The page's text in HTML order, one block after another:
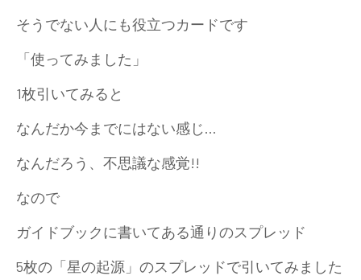
そうでない人にも役立つカードです
「使ってみました」
1枚引いてみると
なんだか今までにはない感じ…
なんだろう、不思議な感覚!!
なので
ガイドブックに書いてある通りのスプレッド
5枚の「星の起源」のスプレッドで引いてみました